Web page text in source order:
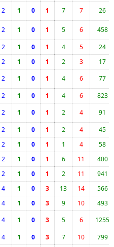
2 1 0 1 7 7 26
2 1 0 1 5 6
458
2 1 0 1 4 5
24
2 1 0 1 2 3
17
2 1 0 1 4 6
77
2 1 0 1 4 6
823
2 1 0 1 2 4
91
2 1 0 1 2 4
45
2 1 0 1 1 4
58
2 1 0 1 6 11
400
2 1 0 1 2 11
941
4 1 0 3 13 14
566
4 1 0 3 9 10
493
4 1 0 3 5 6
1255
4 1 0 3 7 10
799